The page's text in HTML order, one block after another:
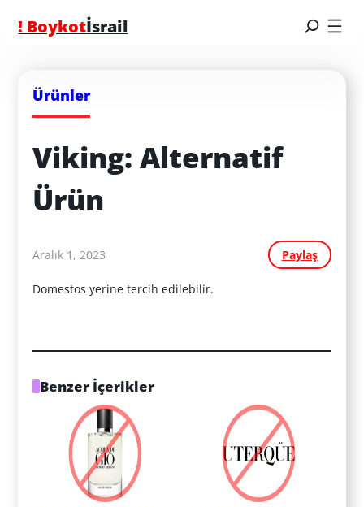
! Boykotİsrail
Ürünler
Viking: Alternatif
Ürün
Aralık 1, 2023 Paylaş
Domestos yerine tercih edilebilir.
Benzer İçerikler